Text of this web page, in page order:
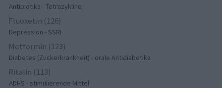
Antibiotika - Tetrazykline
Fluoxetin (126)
Depression - SSRI
Metformin (123)
Diabetes (Zuckerkrankheit) - orale Antidiabetika
Ritalin (113)
ADHS - stimulierende Mittel